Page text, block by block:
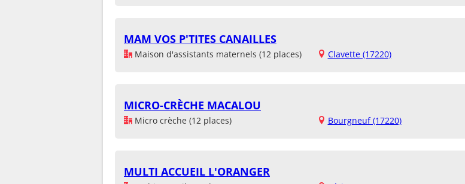
MAM VOS P'TITES CANAILLES
Maison d'assistants maternels (12 places) Clavette (17220)
MICRO-CRÈCHE MACALOU
Micro crèche (12 places) Bourgneuf (17220)
MULTI ACCUEIL L'ORANGER